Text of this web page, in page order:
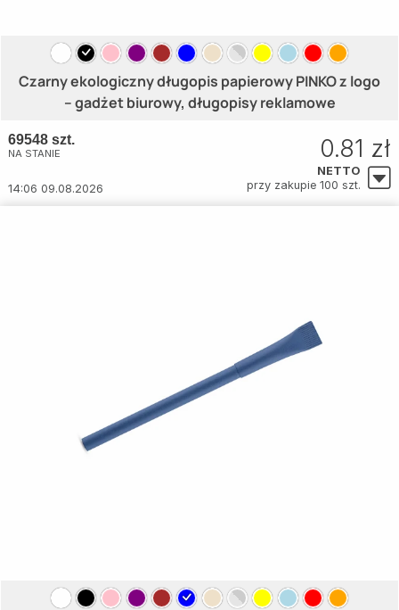
Czarny ekologiczny długopis papierowy PINKO z logo
– gadżet biurowy, długopisy reklamowe
69548 szt.
NA STANIE
14:06 09.08.2026
0.81 zł
NETTO
przy zakupie 100 szt.